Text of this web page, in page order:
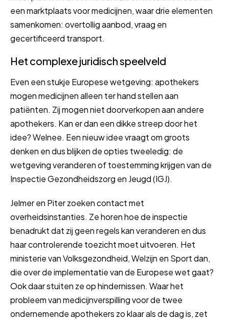
een marktplaats voor medicijnen, waar drie elementen
samenkomen: overtollig aanbod, vraag en
gecertificeerd transport.
Het complexe juridisch speelveld
Even een stukje Europese wetgeving: apothekers
mogen medicijnen alleen ter hand stellen aan
patiënten. Zij mogen niet doorverkopen aan andere
apothekers. Kan er dan een dikke streep door het
idee? Welnee. Een nieuw idee vraagt om groots
denken en dus blijken de opties tweeledig: de
wetgeving veranderen of toestemming krijgen van de
Inspectie Gezondheidszorg en Jeugd (IGJ).
Jelmer en Piter zoeken contact met
overheidsinstanties. Ze horen hoe de inspectie
benadrukt dat zij geen regels kan veranderen en dus
haar controlerende toezicht moet uitvoeren. Het
ministerie van Volksgezondheid, Welzijn en Sport dan,
die over de implementatie van de Europese wet gaat?
Ook daar stuiten ze op hindernissen. Waar het
probleem van medicijnverspilling voor de twee
ondernemende apothekers zo klaar als de dag is, zet